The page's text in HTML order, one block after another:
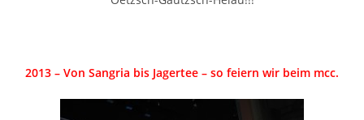
2013 – Von Sangria bis Jagertee – so feiern wir beim mcc.